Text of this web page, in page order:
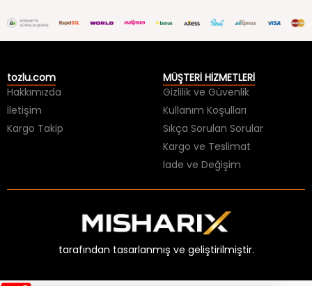
tozlu.com
Hakkımızda
İletişim
Kargo Takip
MÜŞTERİ HİZMETLERİ
Gizlilik ve Güvenlik
Kullanım Koşulları
Sıkça Sorulan Sorular
Kargo ve Teslimat
İade ve Değişim
tarafından tasarlanmış ve geliştirilmiştir.